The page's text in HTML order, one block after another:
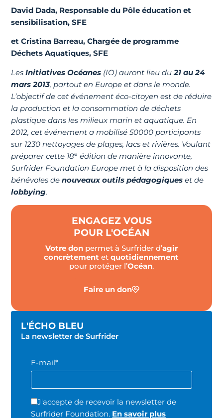
David Dada, Responsable du Pôle éducation et
sensibilisation, SFE
et Cristina Barreau, Chargée de programme
Déchets Aquatiques, SFE
LesInitiatives Océanes (IO) auront lieu du21 au 24
mars 2013, partout en Europe et dans le monde.
L’objectif de cet événement éco-citoyen est de réduire
la production et la consommation de déchets
plastique dans les milieux marin et aquatique. En
2012, cet événement a mobilisé 50000 participants
sur 1230 nettoyages de plages, lacs et rivières. Voulant
préparer cette 18e édition de manière innovante,
Surfrider Foundation Europe met à la disposition des
bénévoles denouveaux outils pédagogiques et de
lobbying.
ENGAGEZ VOUS
POUR L'OCÉAN
Votre donpermet à Surfrider d’agir
concrètement etquotidiennement
pour protéger l’Océan.
Faire un don
L'ÉCHO BLEU
La newsletter de Surfrider
E-mail*
J'accepte de recevoir la newsletter de
Surfrider Foundation. En savoir plus